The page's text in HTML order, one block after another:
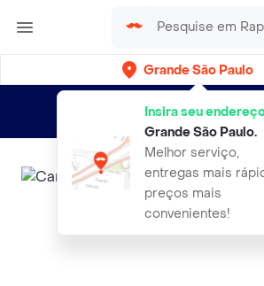
Grande São Paulo
Insira seu
Grande São Paulo.
Melhor serviço,
entregas mais
preços mais
convenientes!
Entregas grátis por 15 dias!